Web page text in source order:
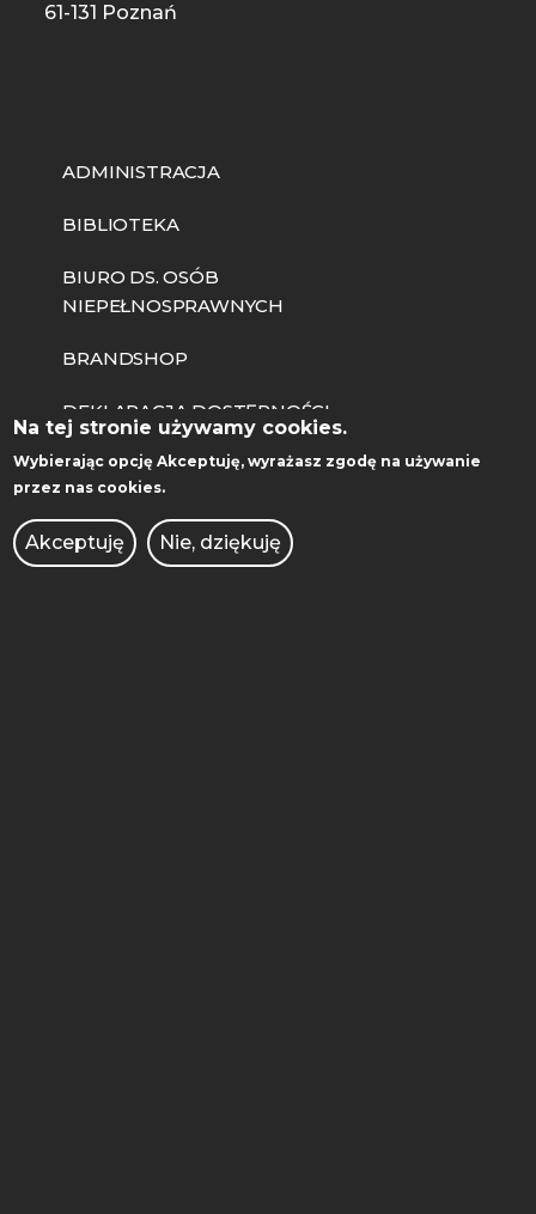
61-131 Poznań
ADMINISTRACJA
BIBLIOTEKA
BIURO DS. OSÓB
NIEPEŁNOSPRAWNYCH
BRANDSHOP
DEKLARACJA DOSTĘPNOŚCI
KIERUNKI STUDIÓW
KONKURSY DLA NAUCZYCIELI
OCHRONA DANYCH
Na tej stronie używamy cookies.
Wybierając opcjęAkceptuję, wyrażasz zgodę na używanie
przez nas cookies.
Akceptuję Nie, dziękuję